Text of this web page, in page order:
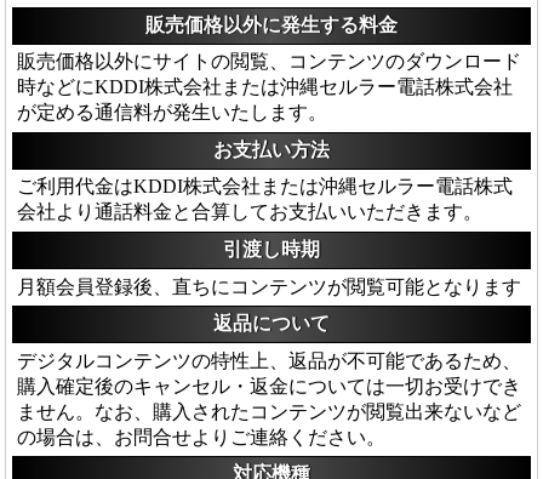
販売価格以外に発生する料金
販売価格以外にサイトの閲覧、コンテンツのダウンロード
時などにKDDI株式会社または沖縄セルラー電話株式会社
が定める通信料が発生いたします。
お支払い方法
ご利用代金はKDDI株式会社または沖縄セルラー電話株式
会社より通話料金と合算してお支払いいただきます。
引渡し時期
月額会員登録後、直ちにコンテンツが閲覧可能となります
返品について
デジタルコンテンツの特性上、返品が不可能であるため、
購入確定後のキャンセル・返金については一切お受けでき
ません。なお、購入されたコンテンツが閲覧出来ないなど
の場合は、お問合せよりご連絡ください。
対応機種